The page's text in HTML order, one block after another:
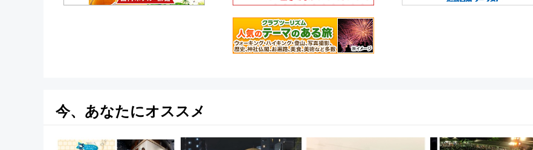
今、あなたにオススメ